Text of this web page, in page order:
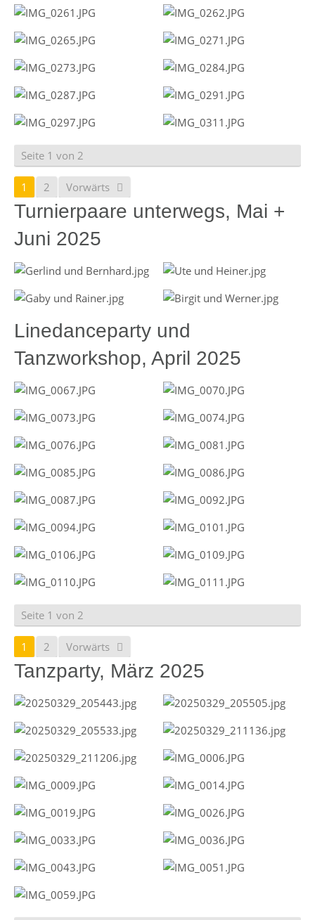
Seite 1 von 2
1 2 Vorwärts
Turnierpaare unterwegs, Mai +
Juni 2025
Linedanceparty und
Tanzworkshop, April 2025
Seite 1 von 2
1 2 Vorwärts
Tanzparty, März 2025